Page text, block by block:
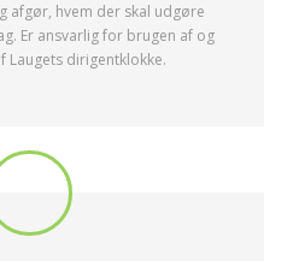
afgør, hvem der skal udgøre
Er ansvarlig for brugen af og
Laugets dirigentklokke.